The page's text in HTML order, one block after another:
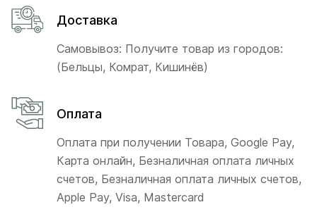
Доставка
Самовывоз: Получите товар из городов:
(Бельцы, Комрат, Кишинёв)
Оплата
Оплата при получении Товара, Google Pay,
Карта онлайн, Безналичная оплата личных
счетов, Безналичная оплата личных счетов,
Apple Pay, Visa, Mastercard